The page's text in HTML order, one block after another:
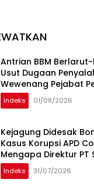
Antrian BBM
Usut Dugaan
Wewenang Pejabat
Indeks 01/08/2026
Kejagung Didesak
Kasus Korupsi APD
Mengapa Direktur PT
Tak Tersentuh?
Indeks 31/07/2026